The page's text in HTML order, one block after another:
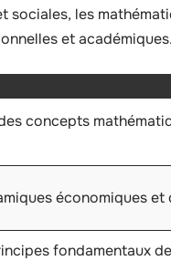
les
et académiques.
concepts
économiques et
fondamentaux